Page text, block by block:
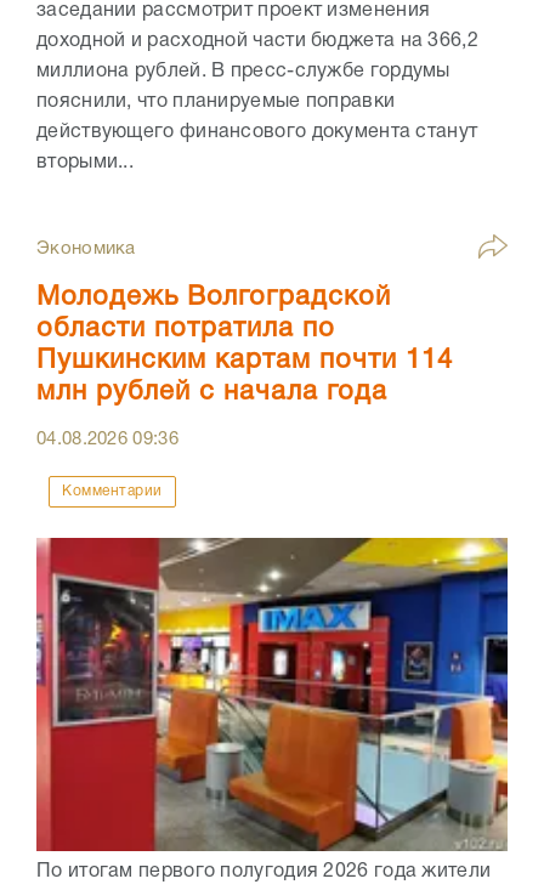
заседании рассмотрит проект изменения
доходной и расходной части бюджета на 366,2
миллиона рублей. В пресс-службе гордумы
пояснили, что планируемые поправки
действующего финансового документа станут
вторыми...
Экономика
Молодежь Волгоградской
области потратила по
Пушкинским картам почти 114
млн рублей с начала года
04.08.202609:36
Комментарии
По итогам первого полугодия 2026 года жители